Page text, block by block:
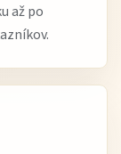
až po